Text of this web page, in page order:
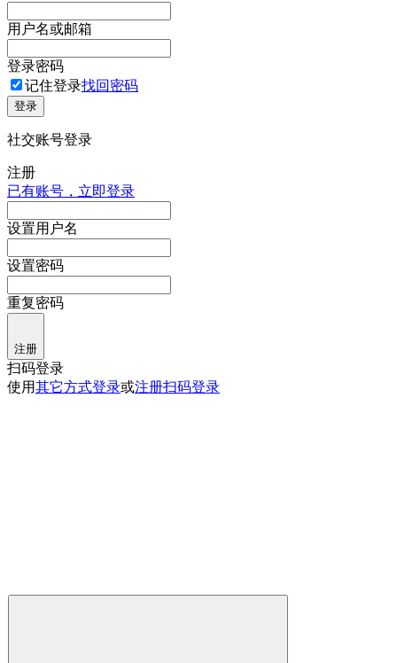
用户名或邮箱
登录密码
记住登录找回密码
登录
社交账号登录
注册
已有账号，立即登录
设置用户名
设置密码
重复密码
注册
扫码登录
使用其它方式登录或注册扫码登录